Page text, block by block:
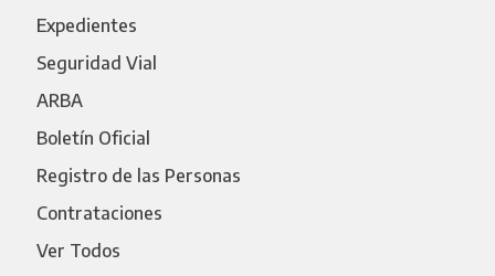
Expedientes
Seguridad Vial
ARBA
Boletín Oficial
Registro de las Personas
Contrataciones
Ver Todos